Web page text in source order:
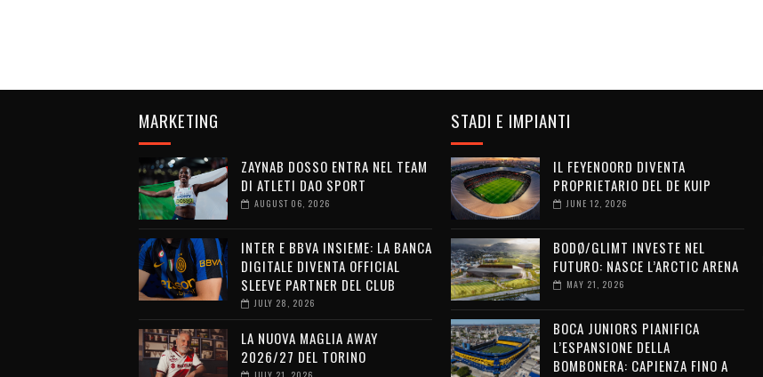
MARKETING
ZAYNAB DOSSO ENTRA NEL TEAM
DI ATLETI DAO SPORT
AUGUST 06, 2026
INTER E BBVA INSIEME: LA BANCA
DIGITALE DIVENTA OFFICIAL
SLEEVE PARTNER DEL CLUB
JULY 28, 2026
LA NUOVA MAGLIA AWAY
2026/27 DEL TORINO
STADI E IMPIANTI
IL FEYENOORD DIVENTA
PROPRIETARIO DEL DE KUIP
JUNE 12, 2026
BODØ/GLIMT INVESTE NEL
FUTURO: NASCE L’ARCTIC ARENA
MAY 21, 2026
BOCA JUNIORS PIANIFICA
L’ESPANSIONE DELLA
BOMBONERA: CAPIENZA FINO A